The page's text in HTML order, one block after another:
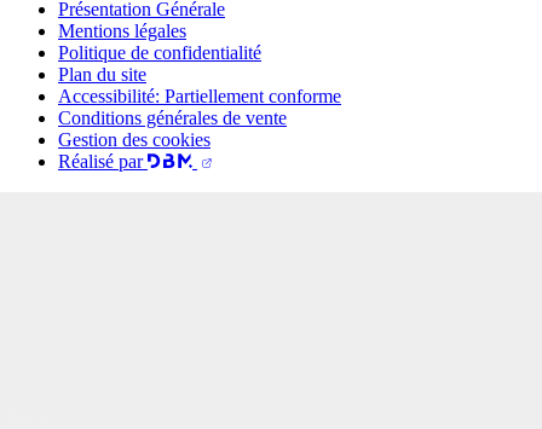
Présentation Générale
Mentions légales
Politique de confidentialité
Plan du site
Accessibilité: Partiellement conforme
Conditions générales de vente
Gestion des cookies
Réalisé par